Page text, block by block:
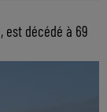
est décédé à 69